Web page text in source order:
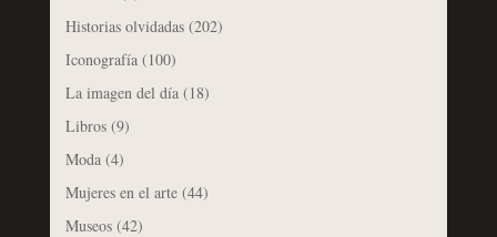
Historias olvidadas(202)
Iconografía(100)
La imagen del día(18)
Libros(9)
Moda(4)
Mujeres en el arte(44)
Museos(42)